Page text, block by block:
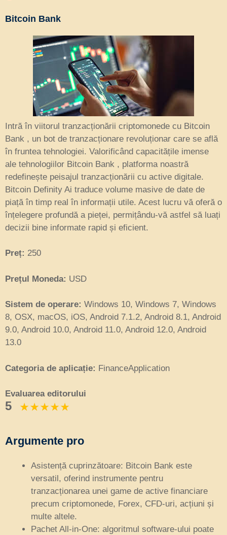
Bitcoin Bank
Intră în viitorul tranzacționării criptomonede cu Bitcoin
Bank , un bot de tranzacționare revoluționar care se află
în fruntea tehnologiei. Valorificând capacitățile imense
ale tehnologiilor Bitcoin Bank , platforma noastră
redefinește peisajul tranzacționării cu active digitale.
Bitcoin Definity Ai traduce volume masive de date de
piață în timp real în informații utile. Acest lucru vă oferă o
înțelegere profundă a pieței, permițându-vă astfel să luați
decizii bine informate rapid și eficient.
Preț: 250
Prețul Moneda: USD
Sistem de operare: Windows 10, Windows 7, Windows
8, OSX, macOS, iOS, Android 7.1.2, Android 8.1, Android
9.0, Android 10.0, Android 11.0, Android 12.0, Android
13.0
Categoria de aplicație: FinanceApplication
Evaluarea editorului
5
Argumente pro
Asistență cuprinzătoare: Bitcoin Bank este
versatil, oferind instrumente pentru
tranzacționarea unei game de active financiare
precum criptomonede, Forex, CFD-uri, acțiuni și
multe altele.
Pachet All-in-One: algoritmul software-ului poate